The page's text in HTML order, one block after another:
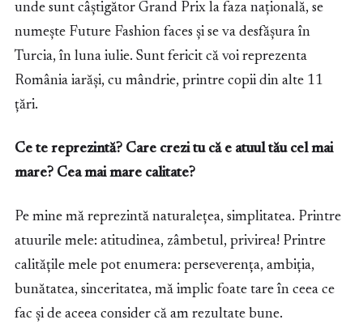
unde sunt câștigător Grand Prix la faza națională, se
numește Future Fashion faces și se va desfășura în
Turcia, în luna iulie. Sunt fericit că voi reprezenta
România iarăși, cu mândrie, printre copii din alte 11
țări.
Ce te reprezintă? Care crezi tu că e atuul tău cel mai
mare? Cea mai mare calitate?
Pe mine mă reprezintă naturalețea, simplitatea. Printre
atuurile mele: atitudinea, zâmbetul, privirea! Printre
calitățile mele pot enumera: perseverența, ambiția,
bunătatea, sinceritatea, mă implic foate tare în ceea ce
fac și de aceea consider că am rezultate bune.